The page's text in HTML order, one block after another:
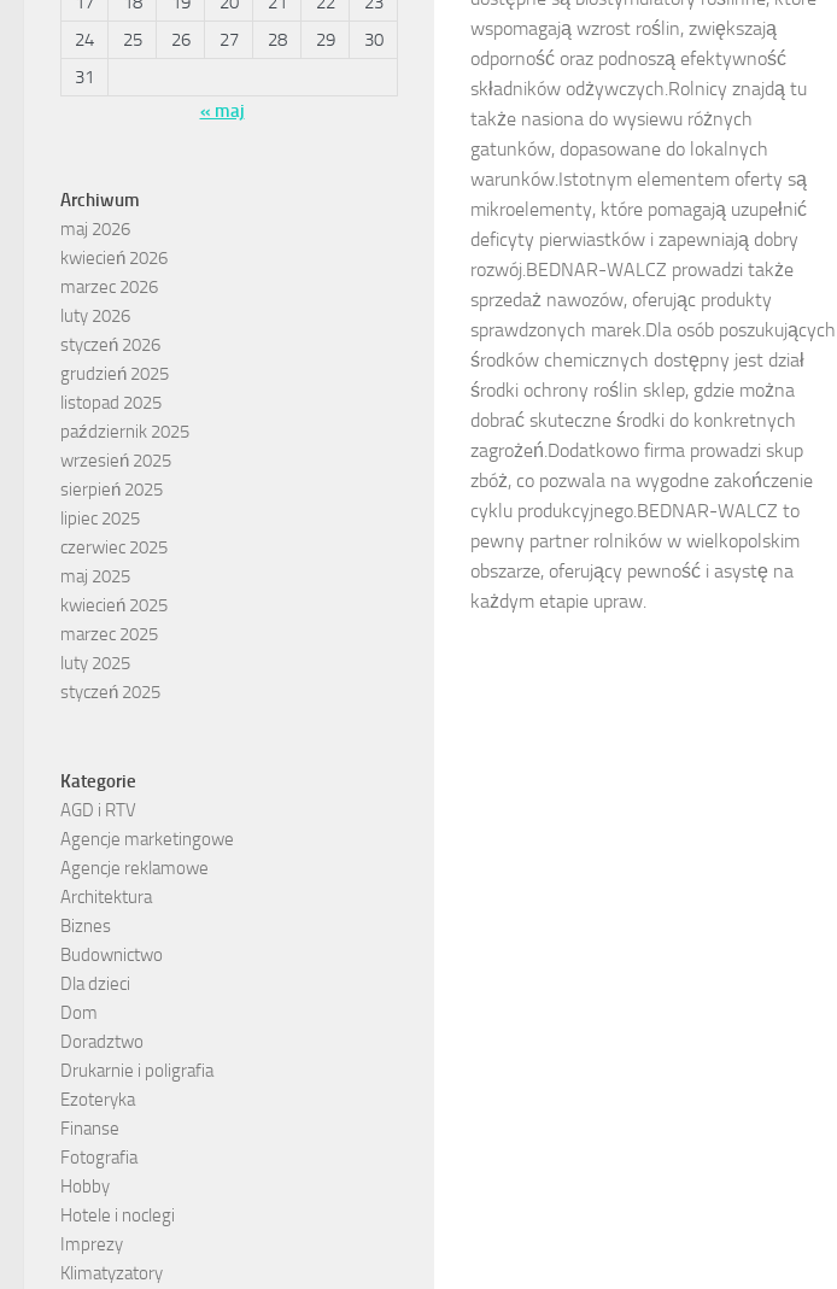
wspomagają wzrost roślin, zwiększają
odporność oraz podnoszą efektywność
składników odżywczych.Rolnicy znajdą tu
także nasiona do wysiewu różnych
gatunków, dopasowane do lokalnych
warunków.Istotnym elementem oferty są
mikroelementy, które pomagają uzupełnić
deficyty pierwiastków i zapewniają dobry
rozwój.BEDNAR-WALCZ prowadzi także
sprzedaż nawozów, oferując produkty
sprawdzonych marek.Dla osób poszukujących
środków chemicznych dostępny jest dział
środki ochrony roślin sklep, gdzie można
dobrać skuteczne środki do konkretnych
zagrożeń.Dodatkowo firma prowadzi skup
zbóż, co pozwala na wygodne zakończenie
cyklu produkcyjnego.BEDNAR-WALCZ to
pewny partner rolników w wielkopolskim
obszarze, oferujący pewność i asystę na
każdym etapie upraw.
24
25 26 27 28 29
30
31
« maj
Archiwum
maj 2026
kwiecień 2026
marzec 2026
luty 2026
styczeń 2026
grudzień 2025
listopad 2025
październik 2025
wrzesień 2025
sierpień 2025
lipiec 2025
czerwiec 2025
maj 2025
kwiecień 2025
marzec 2025
luty 2025
styczeń 2025
Kategorie
AGD i RTV
Agencje marketingowe
Agencje reklamowe
Architektura
Biznes
Budownictwo
Dla dzieci
Dom
Doradztwo
Drukarnie i poligrafia
Ezoteryka
Finanse
Fotografia
Hobby
Hotele i noclegi
Imprezy
Klimatyzatory